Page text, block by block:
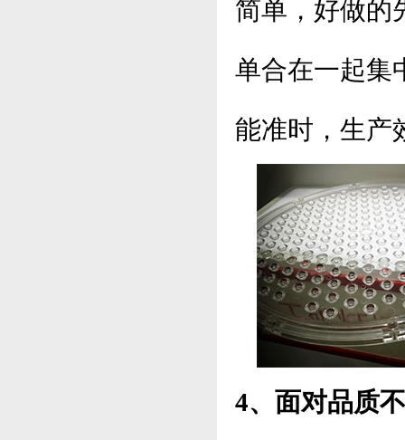
简单，好做的
单合在一起集
能准时，生产
4、面对品质